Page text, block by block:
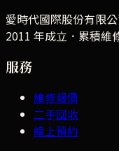
愛時代國際股份有限
2011 年成立．累積維
服務
維修報價
二手回收
線上預約